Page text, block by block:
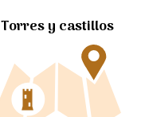
Torres y castillos